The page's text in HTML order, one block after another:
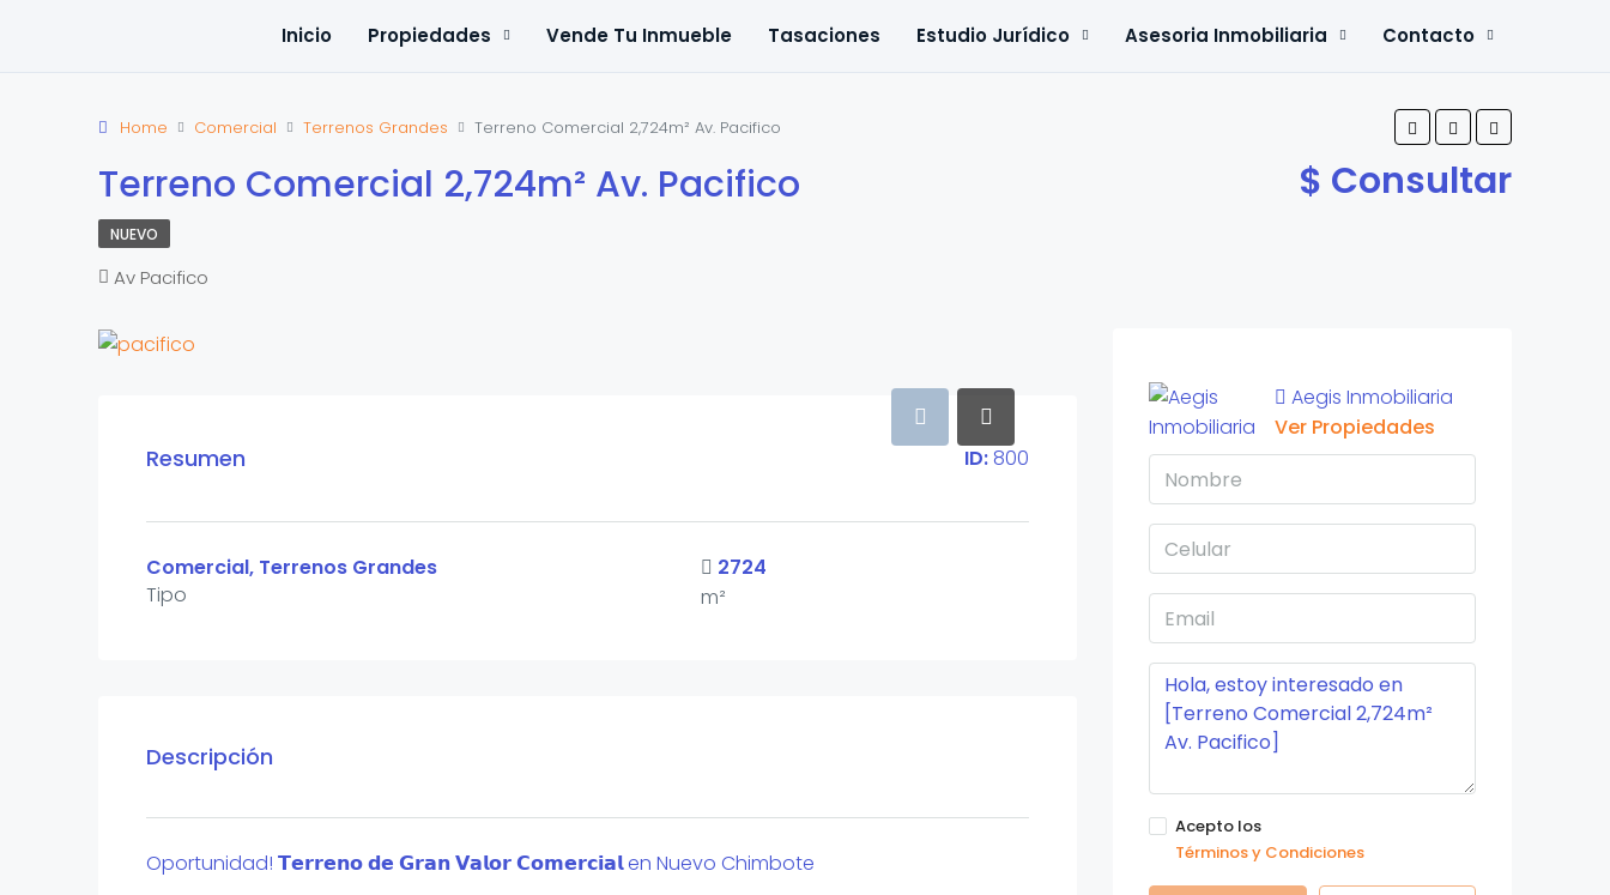
Inicio Propiedades Vende Tu Inmueble Tasaciones Estudio Jurídico Asesoria Inmobiliaria Contacto
Home Comercial Terrenos Grandes Terreno Comercial 2,724m² Av. Pacifico
Terreno Comercial 2,724m² Av. Pacifico $ Consultar
NUEVO
Av Pacifico
Resumen ID:800
Comercial, Terrenos Grandes
Tipo
2724
m²
Descripción
Oportunidad! 𝗧𝗲𝗿𝗿𝗲𝗻𝗼 𝗱𝗲 𝗚𝗿𝗮𝗻 𝗩𝗮𝗹𝗼𝗿 𝗖𝗼𝗺𝗲𝗿𝗰𝗶𝗮𝗹 en Nuevo Chimbote
Aegis Inmobiliaria
Ver Propiedades
Acepto los
Términos y Condiciones